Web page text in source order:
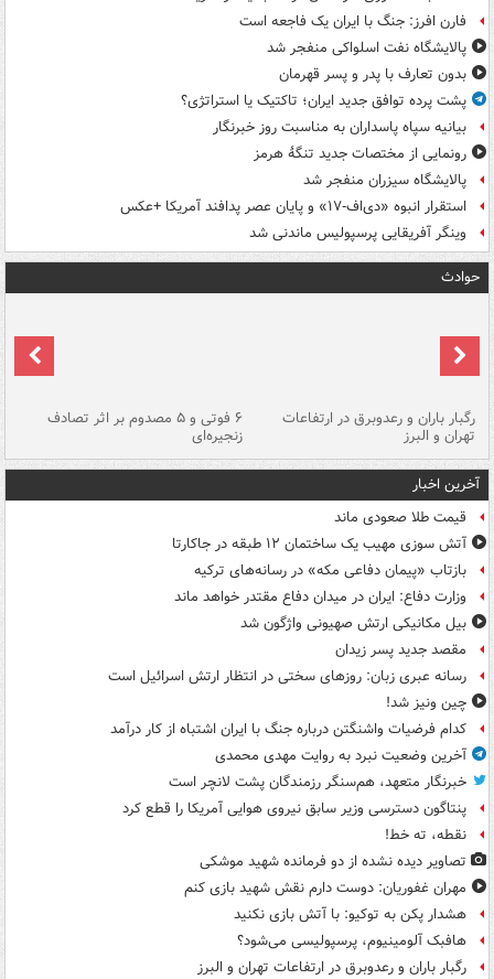
فارن افرز: جنگ با ایران یک فاجعه است
پالایشگاه نفت اسلواکی منفجر شد
بدون تعارف با پدر و پسر قهرمان
پشت پرده توافق جدید ایران؛ تاکتیک یا استراتژی؟
بیانیه سپاه پاسداران به مناسبت روز خبرنگار
رونمایی از مختصات جدید تنگۀ هرمز
پالایشگاه سیزران منفجر شد
استقرار انبوه «دی‌اف‑۱۷» و پایان عصر پدافند آمریکا +عکس
وینگر آفریقایی پرسپولیس ماندنی شد
حوادث
رگبار باران و رعدوبرق در ارتفاعات
تهران و البرز
۶ فوتی و ۵ مصدوم بر اثر تصادف
زنجیره‌ای
آخرین اخبار
قیمت طلا صعودی ماند
آتش سوزی مهیب یک ساختمان ۱۲ طبقه در جاکارتا
بازتاب «پیمان دفاعی مکه» در رسانه‌های ترکیه
وزارت دفاع: ایران در میدان دفاع مقتدر خواهد ماند
بیل مکانیکی ارتش صهیونی واژگون شد
مقصد جدید پسر زیدان
رسانه عبری زبان: روزهای سختی در انتظار ارتش اسرائیل است
چین ونیز شد!
کدام فرضیات واشنگتن درباره جنگ با ایران اشتباه از کار درآمد
آخرین وضعیت نبرد به روایت مهدی محمدی
خبرنگار متعهد، هم‌سنگر رزمندگان پشت لانچر است
پنتاگون دسترسی وزیر سابق نیروی هوایی آمریکا را قطع کرد
نقطه، ته خط!
تصاویر دیده‌ نشده از دو فرمانده شهید موشکی
مهران غفوریان: دوست دارم نقش شهید بازی کنم
هشدار پکن به توکیو: با آتش بازی نکنید
هافبک آلومینیوم، پرسپولیسی می‌شود؟
رگبار باران و رعدوبرق در ارتفاعات تهران و البرز